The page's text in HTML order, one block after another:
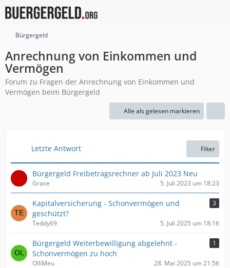
Bürgergeld
Anrechnung von Einkommen und
Vermögen
Forum zu Fragen der Anrechnung von Einkommen und
Vermögen beim Bürgergeld
Alle als gelesen markieren
Letzte Antwort Filter
Bürgergeld Freibetragsrechner ab Juli 2023 Neu
Grace 5. Juli 2023 um 18:23
Kapitalversicherung - Schonvermögen und
geschützt?
3
Teddy69 5. Juli 2025 um 18:16
Bürgergeld Weiterbewilligung abgelehnt -
Schonvermögen zu hoch
1
OlliMeu 28. Mai 2025 um 21:56